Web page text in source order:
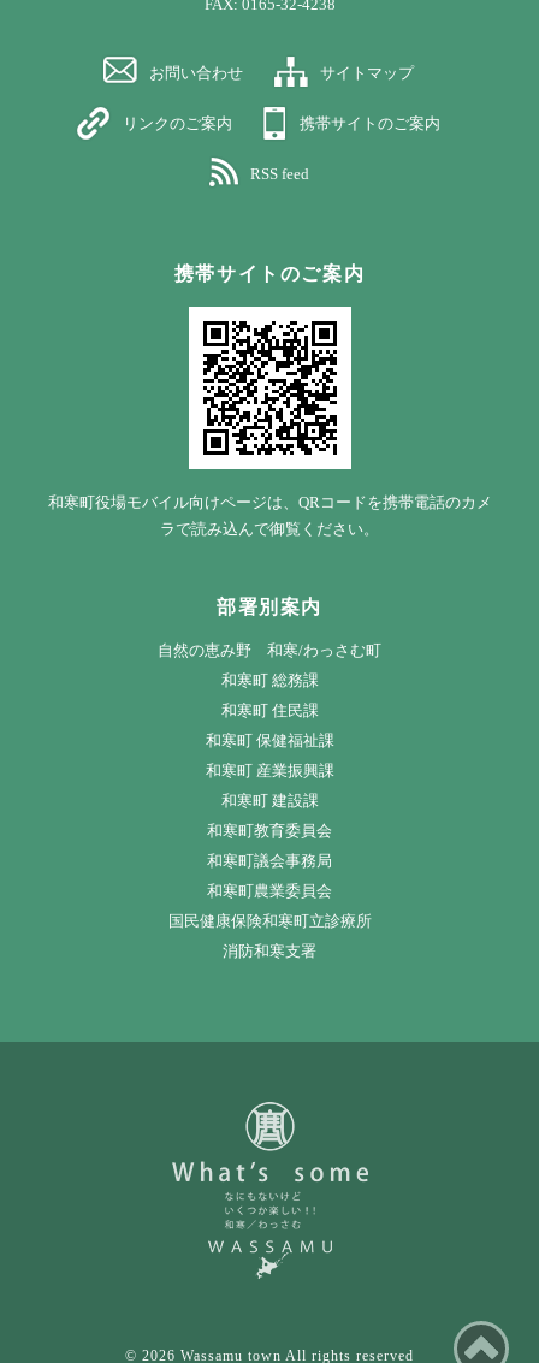
FAX: 0165-32-4238
お問い合わせ サイトマップ
リンクのご案内 携帯サイトのご案内
RSS feed
携帯サイトのご案内
和寒町役場モバイル向けページは、QRコードを携帯電話のカメ
ラで読み込んで御覧ください。
部署別案内
自然の恵み野 和寒/わっさむ町
和寒町 総務課
和寒町 住民課
和寒町 保健福祉課
和寒町 産業振興課
和寒町 建設課
和寒町教育委員会
和寒町議会事務局
和寒町農業委員会
国民健康保険和寒町立診療所
消防和寒支署
© 2026 Wassamu town All rights reserved
ペ